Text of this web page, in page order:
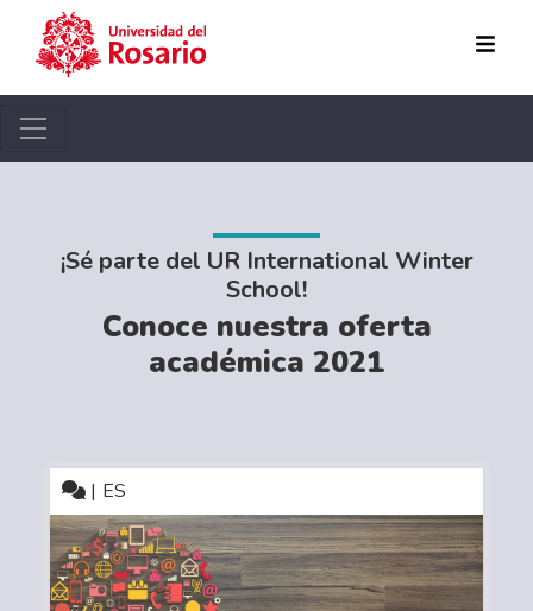
¡Sé parte del UR International Winter
School!
Conoce nuestra oferta
académica 2021
ES